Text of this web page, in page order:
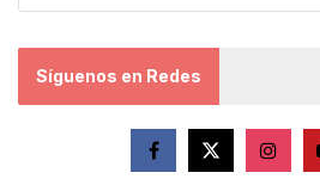
Síguenos en Redes